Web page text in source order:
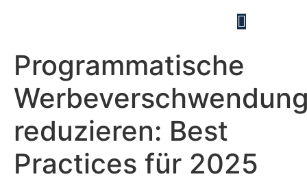
Programmatische
reduzieren: Best
Practices für 2025